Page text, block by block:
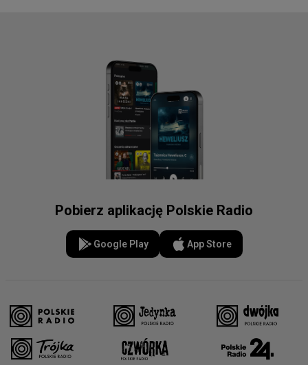
Pobierz aplikację Polskie Radio
Google Play App Store